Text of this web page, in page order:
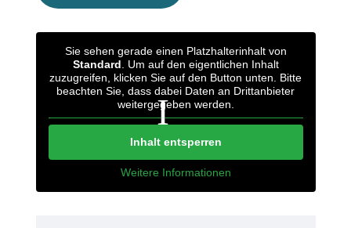
Sie sehen gerade einen Platzhalterinhalt von
Standard . Um auf den eigentlichen Inhalt
zuzugreifen, klicken Sie auf den Button unten. Bitte
beachten Sie, dass dabei Daten an Drittanbieter
weitergegeben werden.
Inhalt entsperren
Weitere Informationen